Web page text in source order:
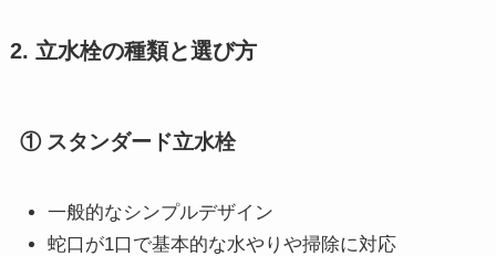
2. 立水栓の種類と選び方
① スタンダード立水栓
一般的なシンプルデザイン
蛇口が1口で基本的な水やりや掃除に対応